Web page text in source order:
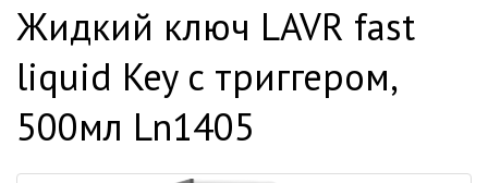
Жидкий ключ LAVR fast
liquid Key с триггером,
500мл Ln1405